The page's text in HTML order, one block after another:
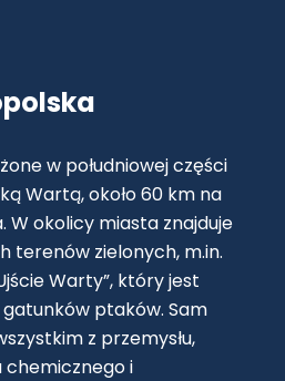
w południowej części
Wartą, około 60 km na
W okolicy miasta znajduje
terenów zielonych, m.in.
Warty”, który jest
ptaków. Sam
z przemysłu,
chemicznego i